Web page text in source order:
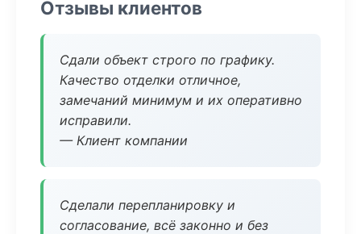
Отзывы клиентов
Сдали объект строго по графику.
Качество отделки отличное,
замечаний минимум и их оперативно
исправили.
— Клиент компании
Сделали перепланировку и
согласование, всё законно и без